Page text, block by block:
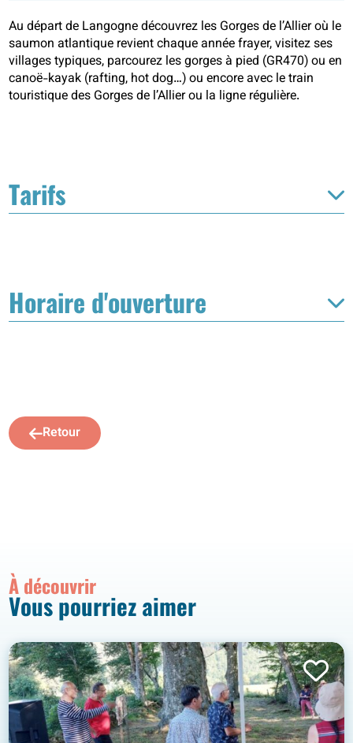
Au départ de Langogne découvrez les Gorges de l’Allier où le
saumon atlantique revient chaque année frayer, visitez ses
villages typiques, parcourez les gorges à pied (GR470) ou en
canoë-kayak (rafting, hot dog…) ou encore avec le train
touristique des Gorges de l’Allier ou la ligne régulière.
Tarifs
Horaire d'ouverture
Retour
À découvrir
Vous pourriez aimer